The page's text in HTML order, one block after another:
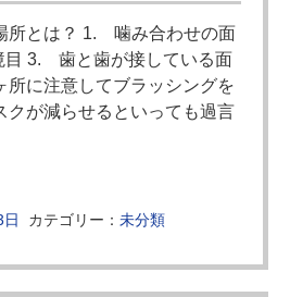
所とは？ 1. 噛み合わせの面
3. 歯と歯が接している面
所に注意してブラッシングを
クが減らせるといっても過言
カテゴリー： 未分類